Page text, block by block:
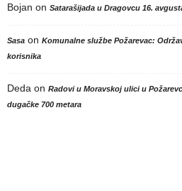
Bojan on Satarašijada u Dragovcu 16.
Sasa on Komunalne službe Požarevac:
korisnika
Deda on Radovi u Moravskoj ulici u
dugačke 700 metara